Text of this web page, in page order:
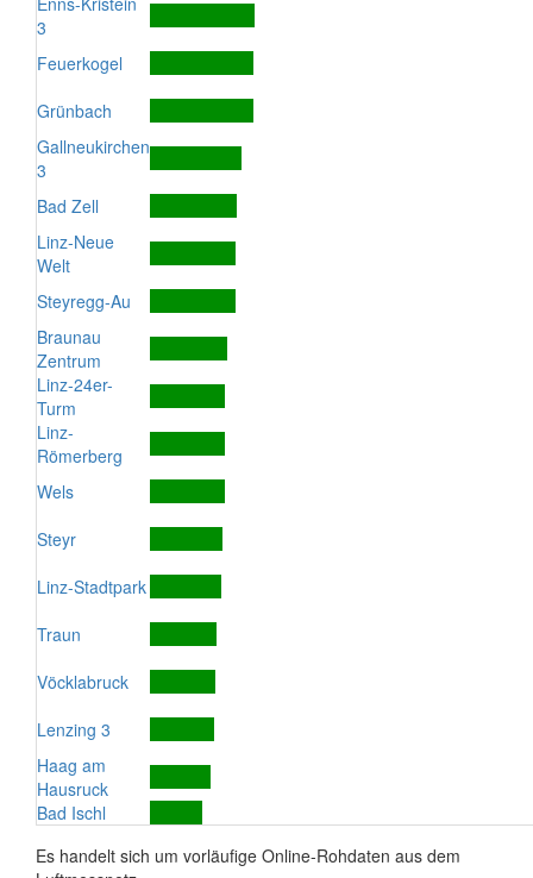
3
Feuerkogel
Grünbach
Gallneukirchen
3
Bad Zell
Linz-Neue
Welt
Steyregg-Au
Braunau
Zentrum
Linz-24er-
Turm
Linz-
Römerberg
Wels
Steyr
Linz-Stadtpark
Traun
Vöcklabruck
Lenzing 3
Haag am
Hausruck
Bad Ischl
Es handelt sich um vorläufige Online-Rohdaten aus dem